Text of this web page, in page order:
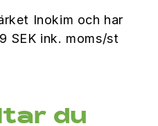
Inokim och har
SEK ink. moms/st
du